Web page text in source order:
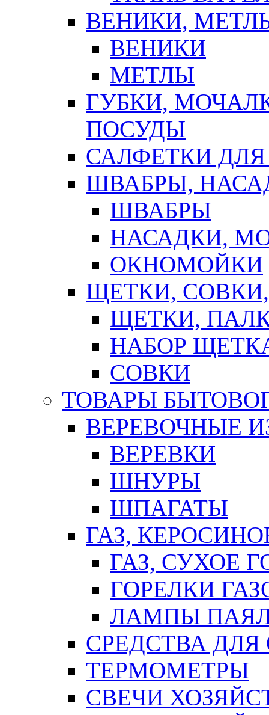
ВЕНИКИ,
ВЕНИКИ
МЕТЛЫ
ГУБКИ,
ПОСУДЫ
САЛФЕТКИ
ШВАБРЫ,
ШВАБРЫ
НАСАДКИ,
ОКНОМОЙКИ
ЩЕТКИ,
ЩЕТКИ,
НАБОР
СОВКИ
ТОВАРЫ
ВЕРЕВОЧНЫЕ
ВЕРЕВКИ
ШНУРЫ
ШПАГАТЫ
ГАЗ,
ГАЗ, СУХОЕ
ГОРЕЛКИ
ЛАМПЫ
СРЕДСТВА
ТЕРМОМЕТРЫ
СВЕЧИ